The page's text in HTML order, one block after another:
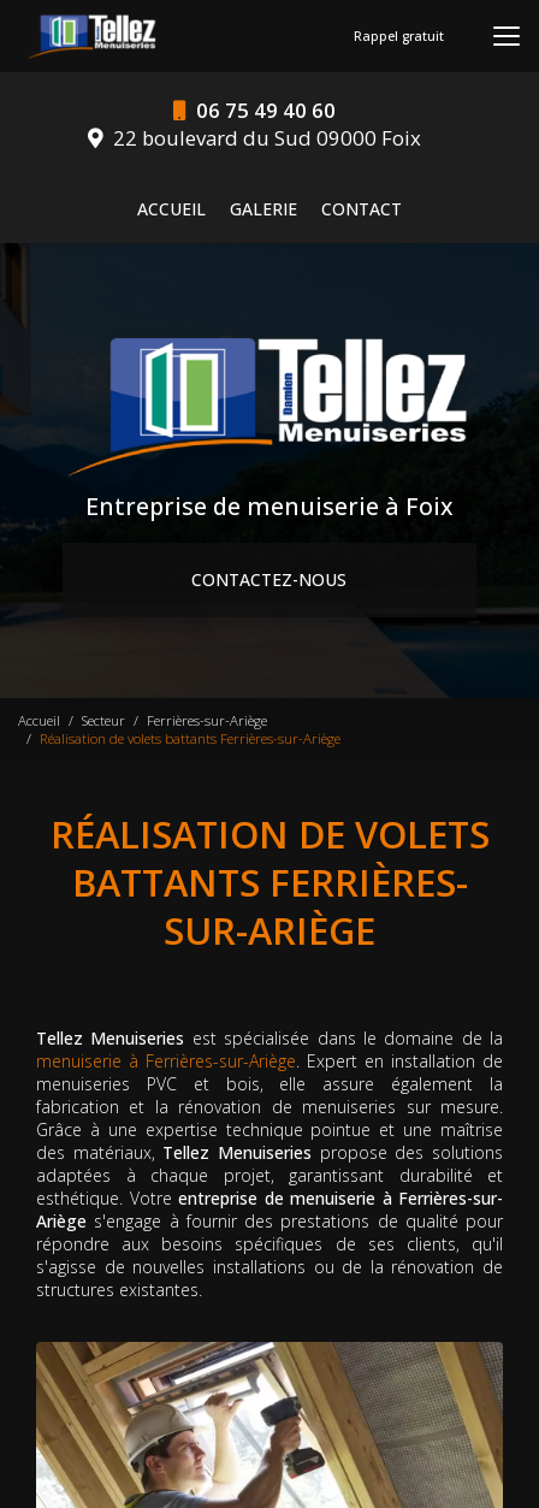
contenu
06 75 49 40 60
22 boulevard du Sud 09000 Foix
ACCUEIL
GALERIE CONTACT
Rappel gratuit
Entreprise de menuiserie à Foix
CONTACTEZ-NOUS
Accueil Secteur
Ferrières-sur-Ariège
Réalisation de volets battants Ferrières-sur-Ariège
RÉALISATION DE VOLETS
BATTANTS FERRIÈRES-
SUR-ARIÈGE
Tellez Menuiseries est spécialisée dans le domaine de la
menuiserie à Ferrières-sur-Ariège. Expert en installation de
menuiseries PVC et bois, elle assure également la
fabrication et la rénovation de menuiseries sur mesure.
Grâce à une expertise technique pointue et une maîtrise
des matériaux, Tellez Menuiseries propose des solutions
adaptées à chaque projet, garantissant durabilité et
esthétique. Votre entreprise de menuiserie à Ferrières-sur-
Ariège s'engage à fournir des prestations de qualité pour
répondre aux besoins spécifiques de ses clients, qu'il
s'agisse de nouvelles installations ou de la rénovation de
structures existantes.